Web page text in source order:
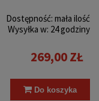
Dostępność: mała ilość
Wysyłka w: 24 godziny
269,00 ZŁ
Do koszyka